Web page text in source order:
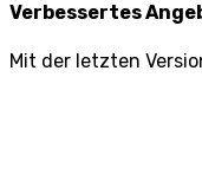
Verbessertes
Mit der letzten